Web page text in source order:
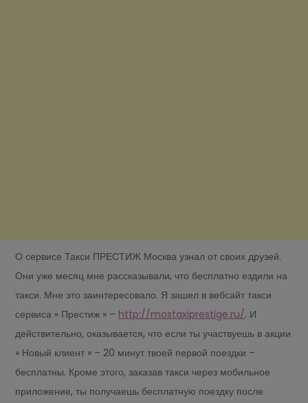
О сервисе Такси ПРЕСТИЖ Москва узнал от своих друзей.
Они уже месяц мне рассказывали, что бесплатно ездили на
такси. Мне это заинтересовало. Я зашел в вебсайт такси
сервиса » Престиж » – http://mostaxiprestige.ru/. И
действительно, оказывается, что если ты участвуешь в акции
» Новый клиент » – 20 минут твоей первой поездки –
бесплатны. Кроме этого, заказав такси через мобильное
приложение, ты получаешь бесплатную поездку после